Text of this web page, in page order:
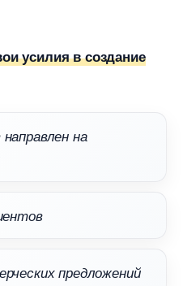
усилия в создание
на
предложений